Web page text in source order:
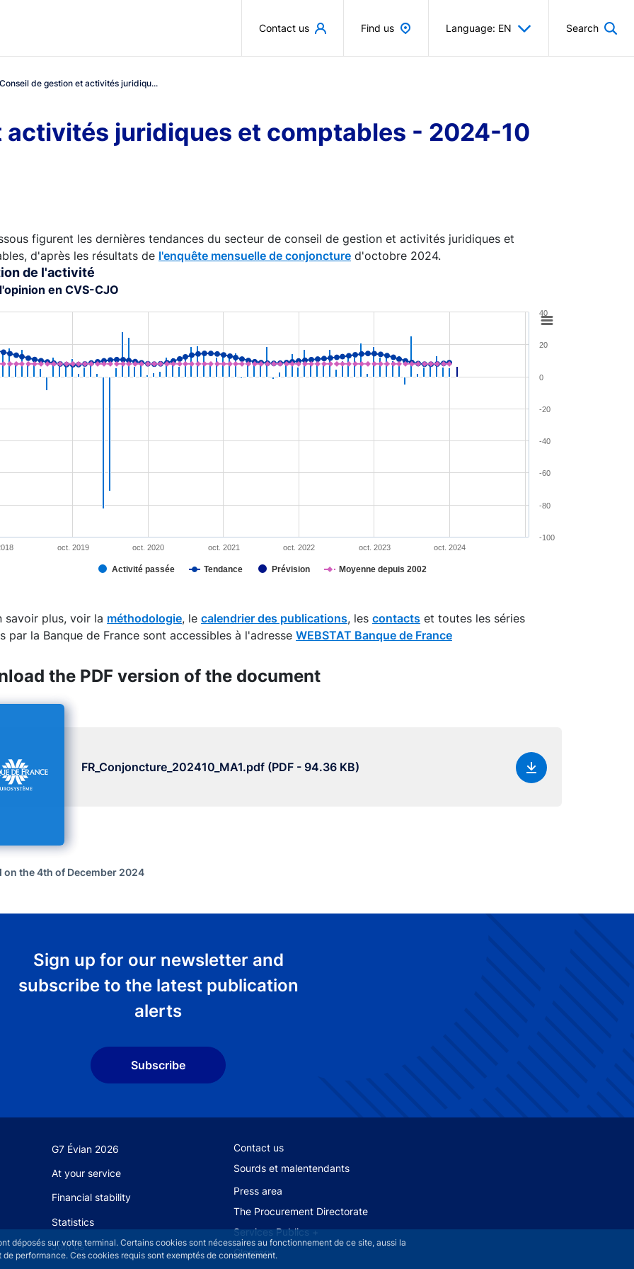
déposés sur votre terminal. Certains cookies sont nécessaires au fonctionnement de ce site, aussi la
performance. Ces cookies requis sont exemptés de consentement.
Contact us Find us Language: EN Search
Conseil de gestion et activités juridiqu...
activités juridiques et comptables - 2024-10
figurent les dernières tendances du secteur de conseil de gestion et activités juridiques et
d'après les résultats de l'enquête mensuelle de conjoncture d'octobre 2024.
de l'activité
en CVS-CJO
chart with 4 data series.
data table, Chart
has 1 X axis displaying XAxis.
has 2 Y axes displaying YAxis and YAxis 2.
Activité passée Tendance Prévision Moyenne depuis 2002
oct. 2019 oct. 2020 oct. 2021 oct. 2022 oct. 2023 oct. 2024
-100
-80
-60
-40
-20
0
20
40
savoir plus, voir la méthodologie, le calendrier des publications, les contacts et toutes les séries
par la Banque de France sont accessibles à l'adresse WEBSTAT Banque de France
the PDF version of the document
FR_Conjoncture_202410_MA1.pdf (PDF - 94.36 KB)
on the 4th of December 2024
Sign up for our newsletter and
subscribe to the latest publication
alerts
Subscribe
G7 Évian 2026
At your service
Financial stability
Statistics
Join us
Footer secondary menu
Contact us
Sourds et malentendants
Press area
The Procurement Directorate
Services Publics +
Glossary